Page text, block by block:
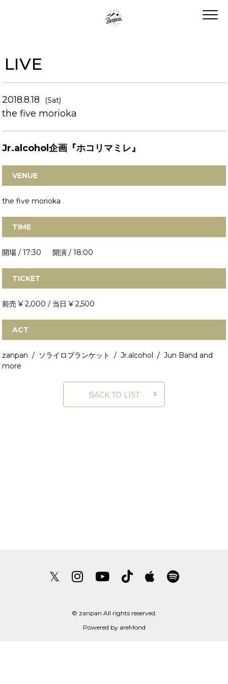
LIVE
2018.8.18 (Sat)
the five morioka
Jr.alcohol企画『ホコリマミレ』
VENUE
the five morioka
TIME
開場 / 17:30 開演 / 18:00
TICKET
前売 ¥ 2,000 / 当日 ¥ 2,500
ACT
zanpan / ソライロブランケット / Jr.alcohol / Jun Band and
more
BACK TO LIST
𝕏
© zanpan All rights reserved.
Powered by areMond